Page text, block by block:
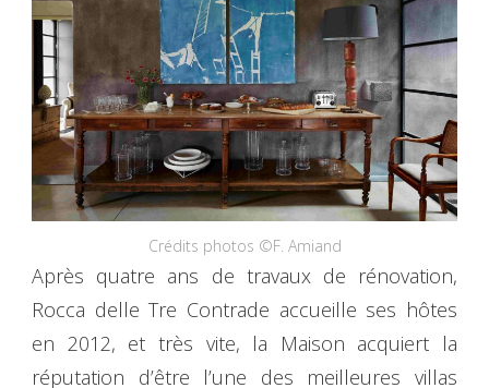
Crédits photos ©F. Amiand
Après quatre ans de travaux de rénovation,
Rocca delle Tre Contrade accueille ses hôtes
en 2012, et très vite, la Maison acquiert la
réputation d’être l’une des meilleures villas